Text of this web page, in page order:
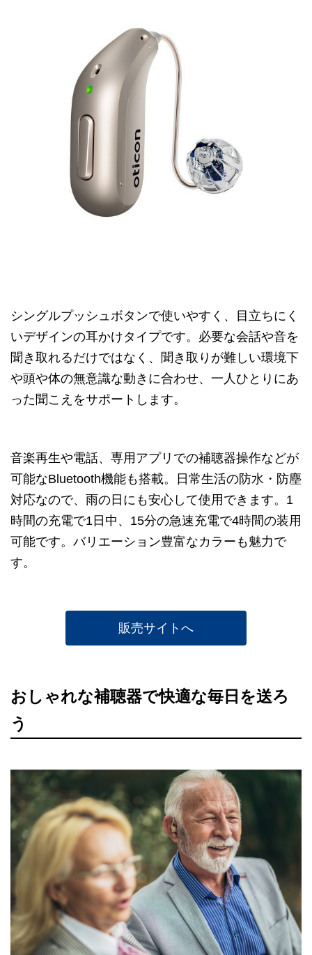
シングルプッシュボタンで使いやすく、目立ちにく
いデザインの耳かけタイプです。必要な会話や音を
聞き取れるだけではなく、聞き取りが難しい環境下
や頭や体の無意識な動きに合わせ、一人ひとりにあ
った聞こえをサポートします。
音楽再生や電話、専用アプリでの補聴器操作などが
可能なBluetooth機能も搭載。日常生活の防水・防塵
対応なので、雨の日にも安心して使用できます。1
時間の充電で1日中、15分の急速充電で4時間の装用
可能です。バリエーション豊富なカラーも魅力で
す。
販売サイトへ
おしゃれな補聴器で快適な毎日を送ろ
う